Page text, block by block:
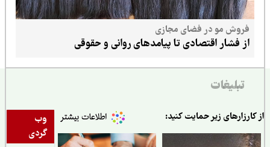
فروش مو در فضای مجازی
از فشار اقتصادی تا پیامدهای روانی و حقوقی
تبلیغات
وب
گردی
زیر حمایت کنید: